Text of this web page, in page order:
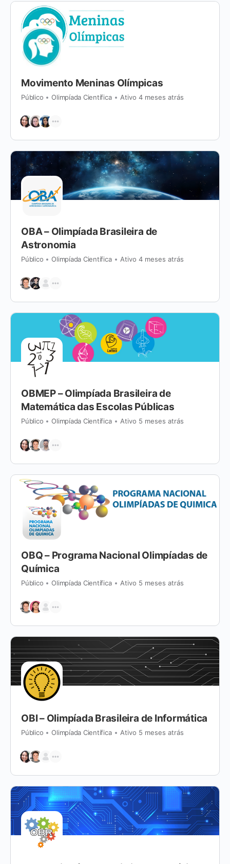
Movimento Meninas Olímpicas
Público Olimpíada Científica Ativo 4 meses atrás
OBA – Olimpíada Brasileira de
Astronomia
Público Olimpíada Científica Ativo 4 meses atrás
OBMEP – Olimpíada Brasileira de
Matemática das Escolas Públicas
Público Olimpíada Científica Ativo 5 meses atrás
OBQ – Programa Nacional Olimpíadas de
Química
Público Olimpíada Científica Ativo 5 meses atrás
OBI – Olimpíada Brasileira de Informática
Público Olimpíada Científica Ativo 5 meses atrás